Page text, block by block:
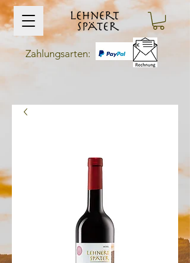
Zahlungsarten: